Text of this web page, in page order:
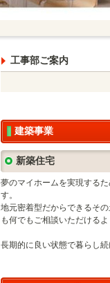
工事部ご案内
建築事業
新築住宅
夢のマイホームを実現する
す。
地元密着型だからできるそ
も何でもご相談いただける
長期的に良い状態で暮らし